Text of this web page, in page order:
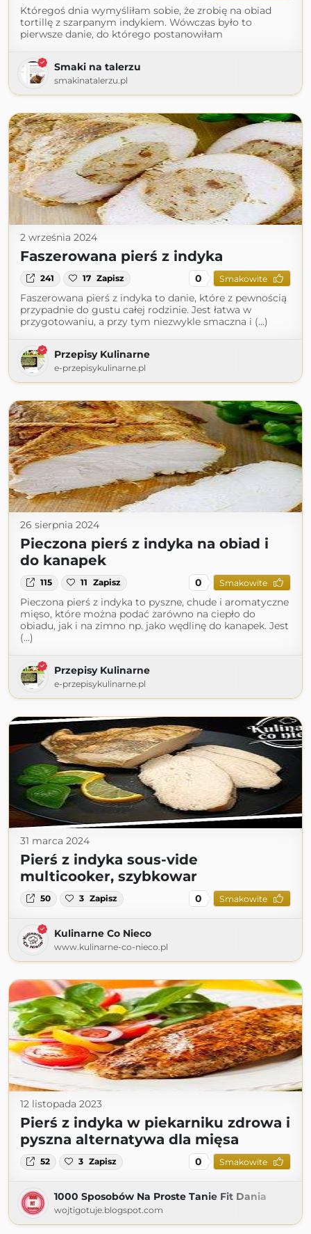
Któregoś dnia wymyśliłam sobie, że zrobię na obiad
tortillę z szarpanym indykiem. Wówczas było to
pierwsze danie, do którego postanowiłam
Smaki na talerzu
smakinatalerzu.pl
2 września 2024
Faszerowana pierś z indyka
241 17 Zapisz 0 Smakowite
Faszerowana pierś z indyka to danie, które z pewnością
przypadnie do gustu całej rodzinie. Jest łatwa w
przygotowaniu, a przy tym niezwykle smaczna i (...)
Przepisy Kulinarne
e-przepisykulinarne.pl
26 sierpnia 2024
Pieczona pierś z indyka na obiad i
do kanapek
115 11 Zapisz 0 Smakowite
Pieczona pierś z indyka to pyszne, chude i aromatyczne
mięso, które można podać zarówno na ciepło do
obiadu, jak i na zimno np. jako wędlinę do kanapek. Jest
(...)
Przepisy Kulinarne
e-przepisykulinarne.pl
31 marca 2024
Pierś z indyka sous-vide
multicooker, szybkowar
50 3 Zapisz 0 Smakowite
Kulinarne Co Nieco
www.kulinarne-co-nieco.pl
12 listopada 2023
Pierś z indyka w piekarniku zdrowa i
pyszna alternatywa dla mięsa
52 3 Zapisz 0 Smakowite
1000 Sposobów Na Proste Tanie Fit Dania
wojtigotuje.blogspot.com